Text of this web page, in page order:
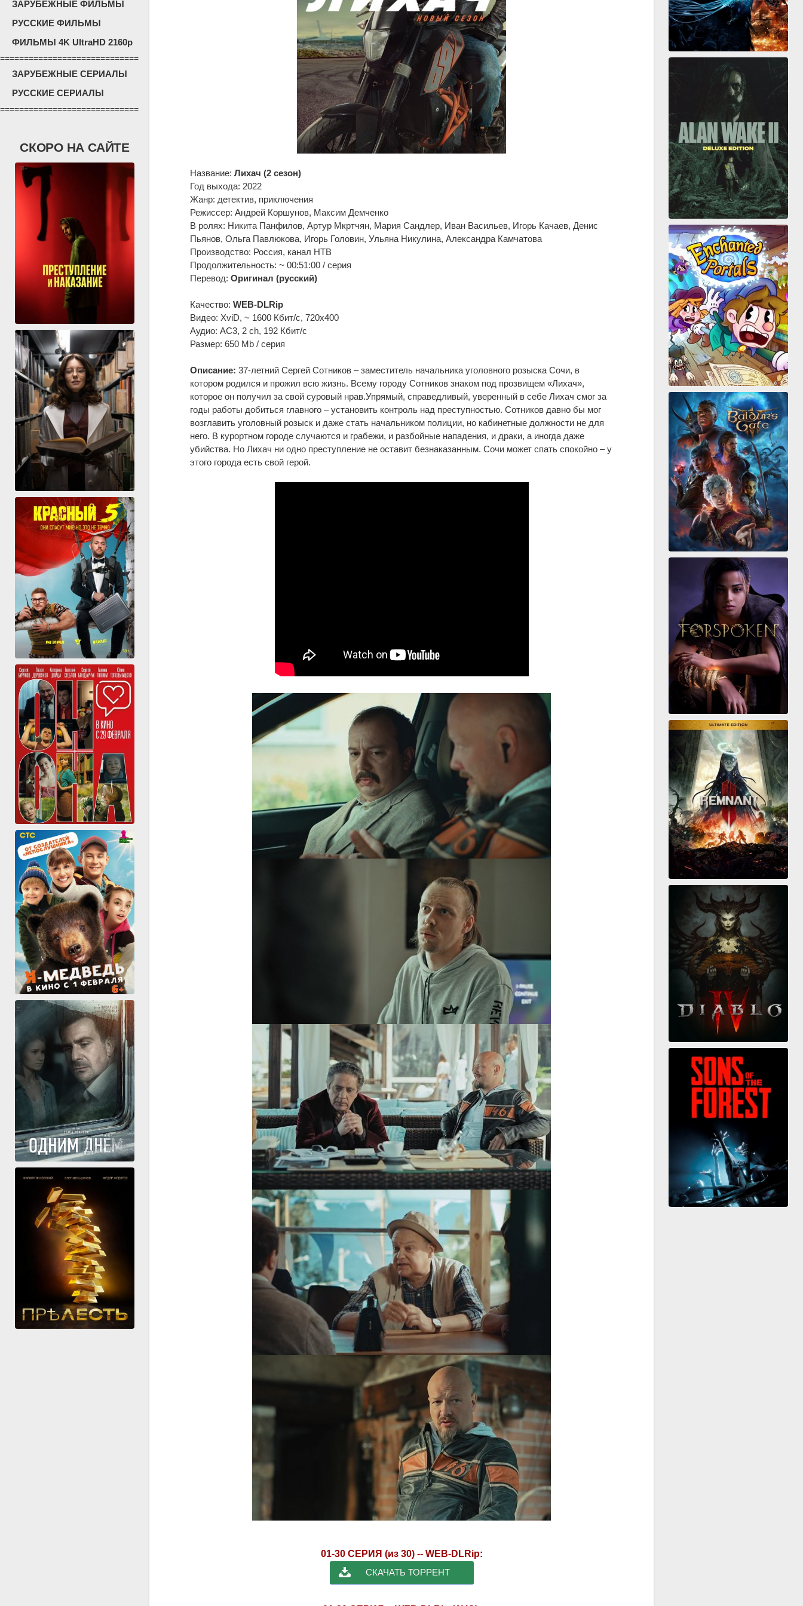
ЗАРУБЕЖНЫЕ ФИЛЬМЫ
РУССКИЕ ФИЛЬМЫ
ФИЛЬМЫ 4K UltraHD 2160p
=============================
ЗАРУБЕЖНЫЕ СЕРИАЛЫ
РУССКИЕ СЕРИАЛЫ
=============================
СКОРО НА САЙТЕ
Название: Лихач (2 сезон)
Год выхода: 2022
Жанр: детектив, приключения
Режиссер: Андрей Коршунов, Максим Демченко
В ролях: Никита Панфилов, Артур Мкртчян, Мария Сандлер, Иван Васильев, Игорь Качаев, Денис
Пьянов, Ольга Павлюкова, Игорь Головин, Ульяна Никулина, Александра Камчатова
Производство: Россия, канал НТВ
Продолжительность: ~ 00:51:00 / серия
Перевод: Оригинал (русский)
Качество: WEB-DLRip
Видео: XviD, ~ 1600 Кбит/с, 720x400
Аудио: AC3, 2 ch, 192 Кбит/с
Размер: 650 Mb / серия
Описание: 37-летний Сергей Сотников – заместитель начальника уголовного розыска Сочи, в
котором родился и прожил всю жизнь. Всему городу Сотников знаком под прозвищем «Лихач»,
которое он получил за свой суровый нрав.Упрямый, справедливый, уверенный в себе Лихач смог за
годы работы добиться главного – установить контроль над преступностью. Сотников давно бы мог
возглавить уголовный розыск и даже стать начальником полиции, но кабинетные должности не для
него. В курортном городе случаются и грабежи, и разбойные нападения, и драки, а иногда даже
убийства. Но Лихач ни одно преступление не оставит безнаказанным. Сочи может спать спокойно – у
этого города есть свой герой.
01-30 СЕРИЯ (из 30) -- WEB-DLRip:
СКАЧАТЬ ТОРРЕНТ